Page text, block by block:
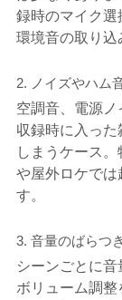
録時のマイク選
環境音の取り込
2. ノイズやハム
空調音、電源ノ
収録時に入った
しまうケース
や屋外ロケで
す。
3. 音量のばらつき
シーンごとに
ボリューム調整